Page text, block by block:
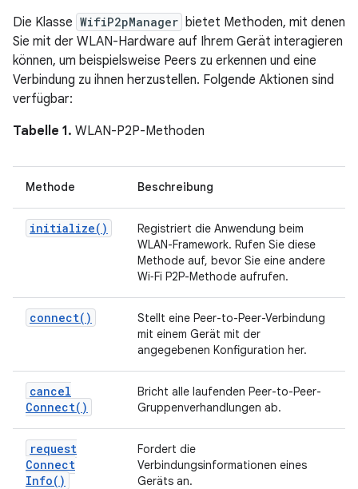
Die Klasse WifiP2pManager bietet Methoden, mit denen
Sie mit der WLAN-Hardware auf Ihrem Gerät interagieren
können, um beispielsweise Peers zu erkennen und eine
Verbindung zu ihnen herzustellen. Folgende Aktionen sind
verfügbar:
Tabelle 1. WLAN-P2P-Methoden
Methode Beschreibung
initialize( )
Registriert die Anwendung beim
WLAN-Framework. Rufen Sie diese
Methode auf, bevor Sie eine andere
Wi‑Fi P2P-Methode aufrufen.
connect( )
Stellt eine Peer-to-Peer-Verbindung
mit einem Gerät mit der
angegebenen Konfiguration her.
cancel
Connect( )
Bricht alle laufenden Peer-to-Peer-
Gruppenverhandlungen ab.
request
Connect
Info( )
Fordert die
Verbindungsinformationen eines
Geräts an.